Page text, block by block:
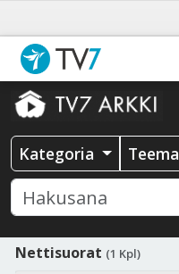
Kategoria Teema
Nettisuorat (1 Kpl)